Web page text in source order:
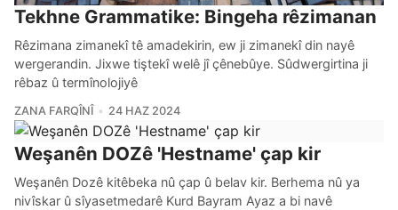
Tekhne Grammatike: Bingeha rêzimanan
Rêzimana zimanekî tê amadekirin, ew ji zimanekî din nayê
wergerandin. Jixwe tiştekî welê jî çênebûye. Sûdwergirtina ji
rêbaz û termînolojiyê
ZANA FARQÎNÎ 24 HAZ 2024
Weşanên DOZê 'Hestname' çap kir
Weşanên Dozê kitêbeka nû çap û belav kir. Berhema nû ya
nivîskar û sîyasetmedarê Kurd Bayram Ayaz a bi navê